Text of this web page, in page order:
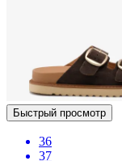
Быстрый просмотр
36
37